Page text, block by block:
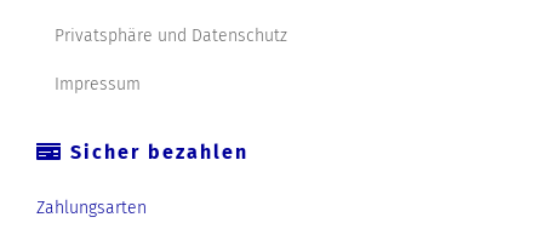
Privatsphäre und Datenschutz
Impressum
Sicher bezahlen
Zahlungsarten